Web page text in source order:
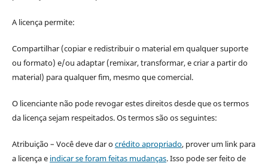
A licença permite:
Compartilhar (copiar e redistribuir o material em qualquer suporte
ou formato) e/ou adaptar (remixar, transformar, e criar a partir do
material) para qualquer fim, mesmo que comercial.
O licenciante não pode revogar estes direitos desde que os termos
da licença sejam respeitados. Os termos são os seguintes:
Atribuição – Você deve dar ocrédito apropriado, prover um link para
a licença e indicar se foram feitas mudanças. Isso pode ser feito de